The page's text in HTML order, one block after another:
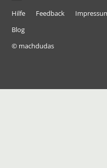
Hilfe Feedback
Blog
© machdudas